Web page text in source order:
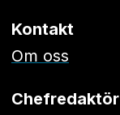
Kontakt
Om oss
Chefredaktör